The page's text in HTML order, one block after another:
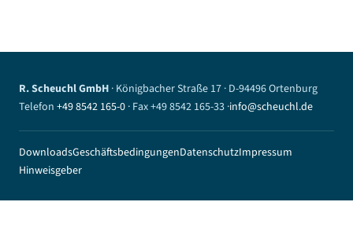
R. Scheuchl GmbH · Königbacher Straße 17 · D-94496 Ortenburg
Telefon +49 8542 165-0 · Fax +49 8542 165-33 ·info@scheuchl.de
DownloadsGeschäftsbedingungenDatenschutzImpressum
Hinweisgeber